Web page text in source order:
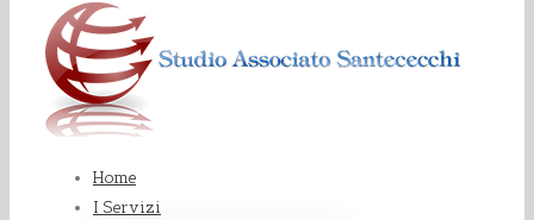
Home
I Servizi